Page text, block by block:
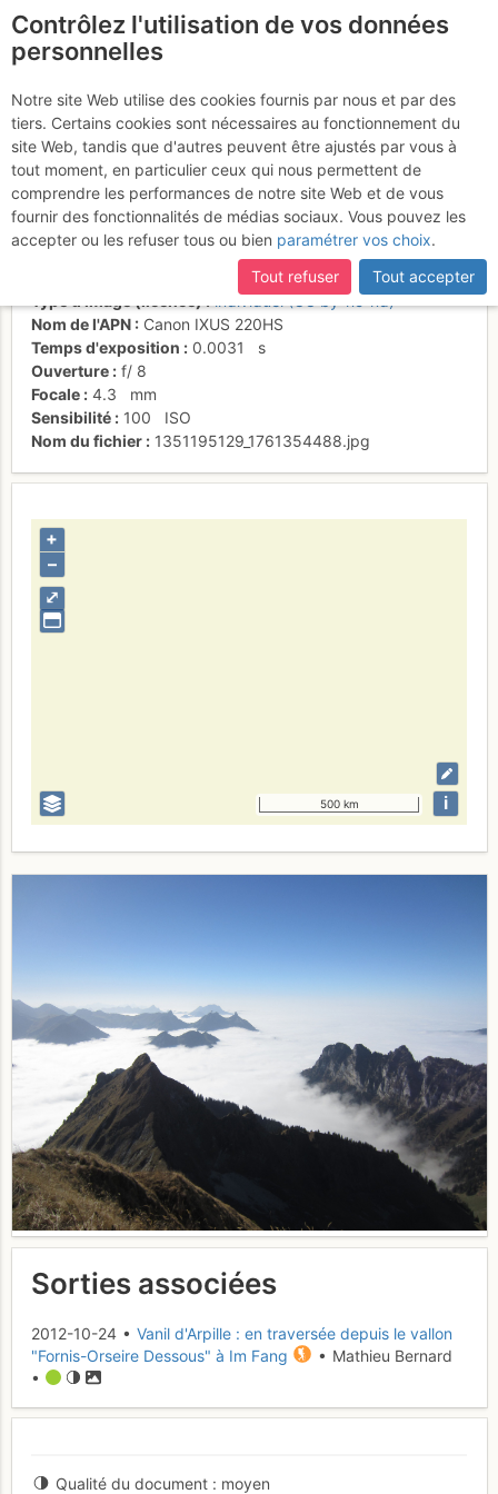
... en direction de
Charmey
Activités
Date/heure
Mathieu Bernard
individuel (CC by-nc-nd)
Nom de l'APN
Canon IXUS 220HS
Temps d'exposition
0.0031
s
Ouverture
f/ 8
Focale
4.3
mm
Sensibilité
100
ISO
Nom du fichier
1351195129_1761354488.jpg
⤢
+
–
500 km i
Sorties associées
2012-10-24 • Vanil d'Arpille : en traversée depuis le vallon
"Fornis-Orseire Dessous" à Im Fang
• Mathieu Bernard
•
Qualité du document moyen
Contrôlez l'utilisation de vos données
personnelles
Notre site Web utilise des cookies fournis par nous et par des
tiers. Certains cookies sont nécessaires au fonctionnement du
site Web, tandis que d'autres peuvent être ajustés par vous à
tout moment, en particulier ceux qui nous permettent de
comprendre les performances de notre site Web et de vous
fournir des fonctionnalités de médias sociaux. Vous pouvez les
accepter ou les refuser tous ou bien paramétrer vos choix.
Tout refuser
Tout accepter